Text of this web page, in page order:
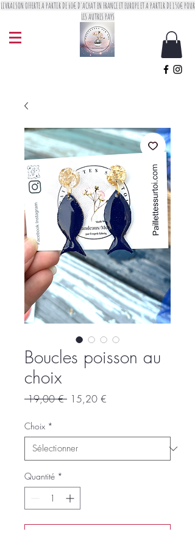
LIVRAISON OFFERTE A PARTIR DE 60€ D'ACHAT EN FRANCE ET EUROPE ET A PARTIR DE 150€ POUR
LES AUTRES PAYS
Boucles poisson au
choix
19,00 € Prix
15,20 €
Choix *
Quantité *